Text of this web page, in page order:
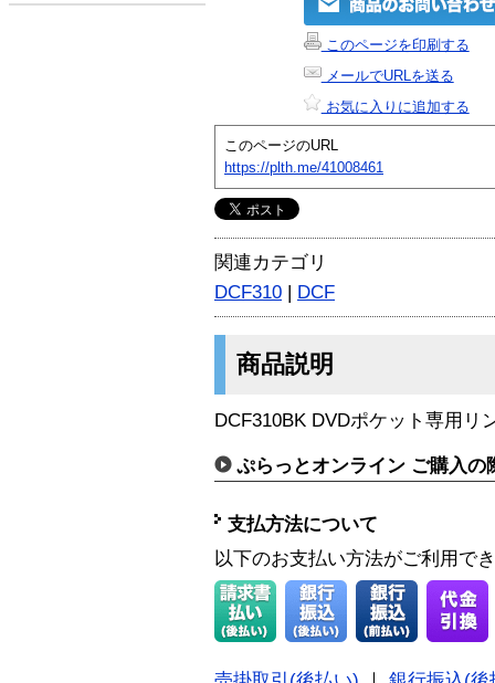
このページを印刷する
メールでURLを送る
お気に入りに追加する
このページのURL
https://plth.me/41008461
関連カテゴリ
DCF310 | DCF
商品説明
DCF310BK DVDポケット専用リ
ぷらっとオンライン ご購入の
支払方法について
以下のお支払い方法がご利用で